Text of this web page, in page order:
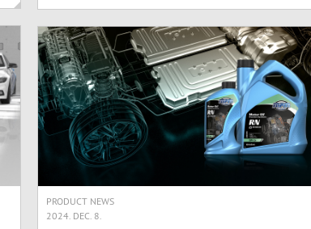
PRODUCT NEWS
2024. DEC. 8.